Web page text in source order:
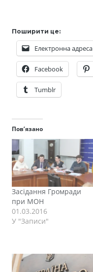
Поширити це:
Електронна адреса
Facebook
Tumblr
Пов’язано
Засідання Громради
при МОН
01.03.2016
У "Записи"